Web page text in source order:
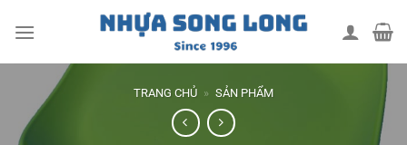
TRANG CHỦ » SẢN PHẨM